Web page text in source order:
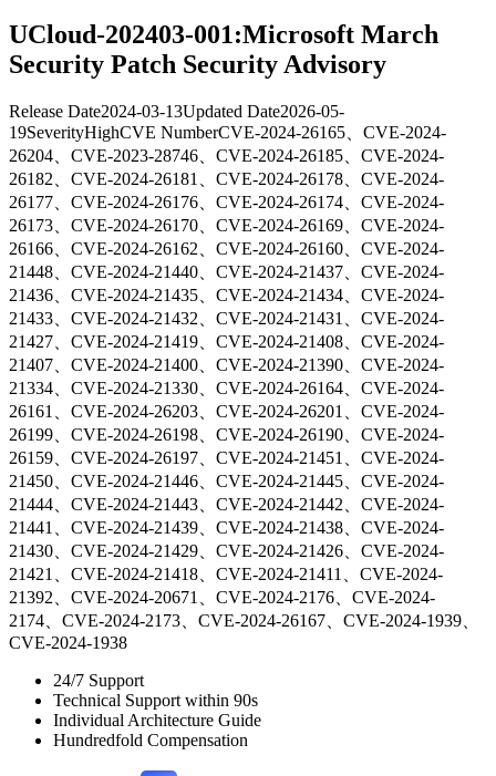
UCloud-202403-001:Microsoft March
Security Patch Security Advisory
Release Date2024-03-13Updated Date2026-05-
19SeverityHighCVE NumberCVE-2024-26165、CVE-2024-
26204、CVE-2023-28746、CVE-2024-26185、CVE-2024-
26182、CVE-2024-26181、CVE-2024-26178、CVE-2024-
26177、CVE-2024-26176、CVE-2024-26174、CVE-2024-
26173、CVE-2024-26170、CVE-2024-26169、CVE-2024-
26166、CVE-2024-26162、CVE-2024-26160、CVE-2024-
21448、CVE-2024-21440、CVE-2024-21437、CVE-2024-
21436、CVE-2024-21435、CVE-2024-21434、CVE-2024-
21433、CVE-2024-21432、CVE-2024-21431、CVE-2024-
21427、CVE-2024-21419、CVE-2024-21408、CVE-2024-
21407、CVE-2024-21400、CVE-2024-21390、CVE-2024-
21334、CVE-2024-21330、CVE-2024-26164、CVE-2024-
26161、CVE-2024-26203、CVE-2024-26201、CVE-2024-
26199、CVE-2024-26198、CVE-2024-26190、CVE-2024-
26159、CVE-2024-26197、CVE-2024-21451、CVE-2024-
21450、CVE-2024-21446、CVE-2024-21445、CVE-2024-
21444、CVE-2024-21443、CVE-2024-21442、CVE-2024-
21441、CVE-2024-21439、CVE-2024-21438、CVE-2024-
21430、CVE-2024-21429、CVE-2024-21426、CVE-2024-
21421、CVE-2024-21418、CVE-2024-21411、CVE-2024-
21392、CVE-2024-20671、CVE-2024-2176、CVE-2024-
2174、CVE-2024-2173、CVE-2024-26167、CVE-2024-1939、
CVE-2024-1938
24/7 Support
Technical Support within 90s
Individual Architecture Guide
Hundredfold Compensation